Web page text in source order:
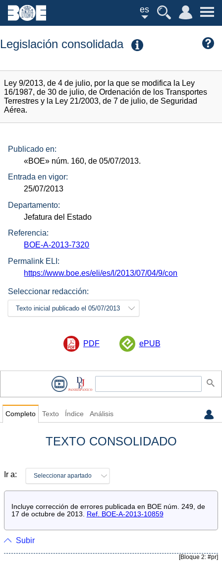
es
Legislación consolidada
Ley 9/2013, de 4 de julio, por la que se modifica la Ley
16/1987, de 30 de julio, de Ordenación de los Transportes
Terrestres y la Ley 21/2003, de 7 de julio, de Seguridad
Aérea.
Publicado en:
«BOE» núm. 160, de 05/07/2013.
Entrada en vigor:
25/07/2013
Departamento:
Jefatura del Estado
Referencia:
BOE-A-2013-7320
Permalink ELI:
https://www.boe.es/eli/es/l/2013/07/04/9/con
Seleccionar redacción:
Texto inicial publicado el 05/07/2013
PDF ePUB
Completo Texto Índice Análisis
TEXTO CONSOLIDADO
Ir a: Seleccionar apartado
Incluye corrección de errores publicada en BOE núm. 249, de
17 de octubre de 2013.
Ref. BOE-A-2013-10859
Subir
[Bloque 2: #pr]